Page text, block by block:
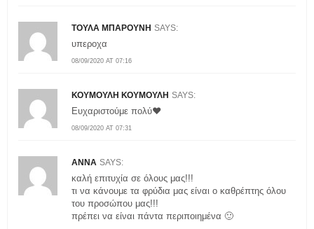
ΤΟΥΛΑ ΜΠΑΡΟΥΝΗ SAYS:
08/09/2020 AT 07:16
υπεροχα
ΚΟΥΜΟΥΛΗ ΚΟΥΜΟΥΛΗ SAYS:
08/09/2020 AT 07:31
Ευχαριστούμε πολύ❤
ΑΝΝΑ SAYS:
καλή επιτυχία σε όλους μας!!!
τι να κάνουμε τα φρύδια μας είναι ο καθρέπτης όλου
του προσώπου μας!!!
πρέπει να είναι πάντα περιποιημένα 🙂